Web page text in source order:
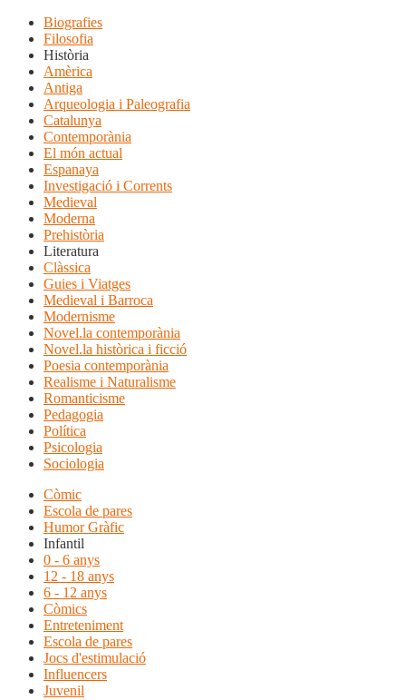
Biografies
Filosofia
Història
Amèrica
Antiga
Arqueologia i Paleografia
Catalunya
Contemporània
El món actual
Espanaya
Investigació i Corrents
Medieval
Moderna
Prehistòria
Literatura
Clàssica
Guies i Viatges
Medieval i Barroca
Modernisme
Novel.la contemporània
Novel.la històrica i ficció
Poesia contemporània
Realisme i Naturalisme
Romanticisme
Pedagogia
Política
Psicologia
Sociologia
Còmic
Escola de pares
Humor Gràfic
Infantil
0 - 6 anys
12 - 18 anys
6 - 12 anys
Còmics
Entreteniment
Escola de pares
Jocs d'estimulació
Influencers
Juvenil